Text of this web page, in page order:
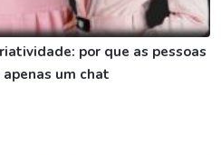
por que as pessoas
um chat